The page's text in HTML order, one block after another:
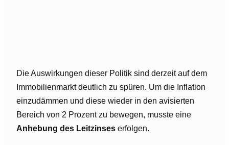
Die Auswirkungen dieser Politik sind derzeit auf dem
Immobilienmarkt deutlich zu spüren. Um die Inflation
einzudämmen und diese wieder in den avisierten
Bereich von 2 Prozent zu bewegen, musste eine
Anhebung des Leitzinses erfolgen.